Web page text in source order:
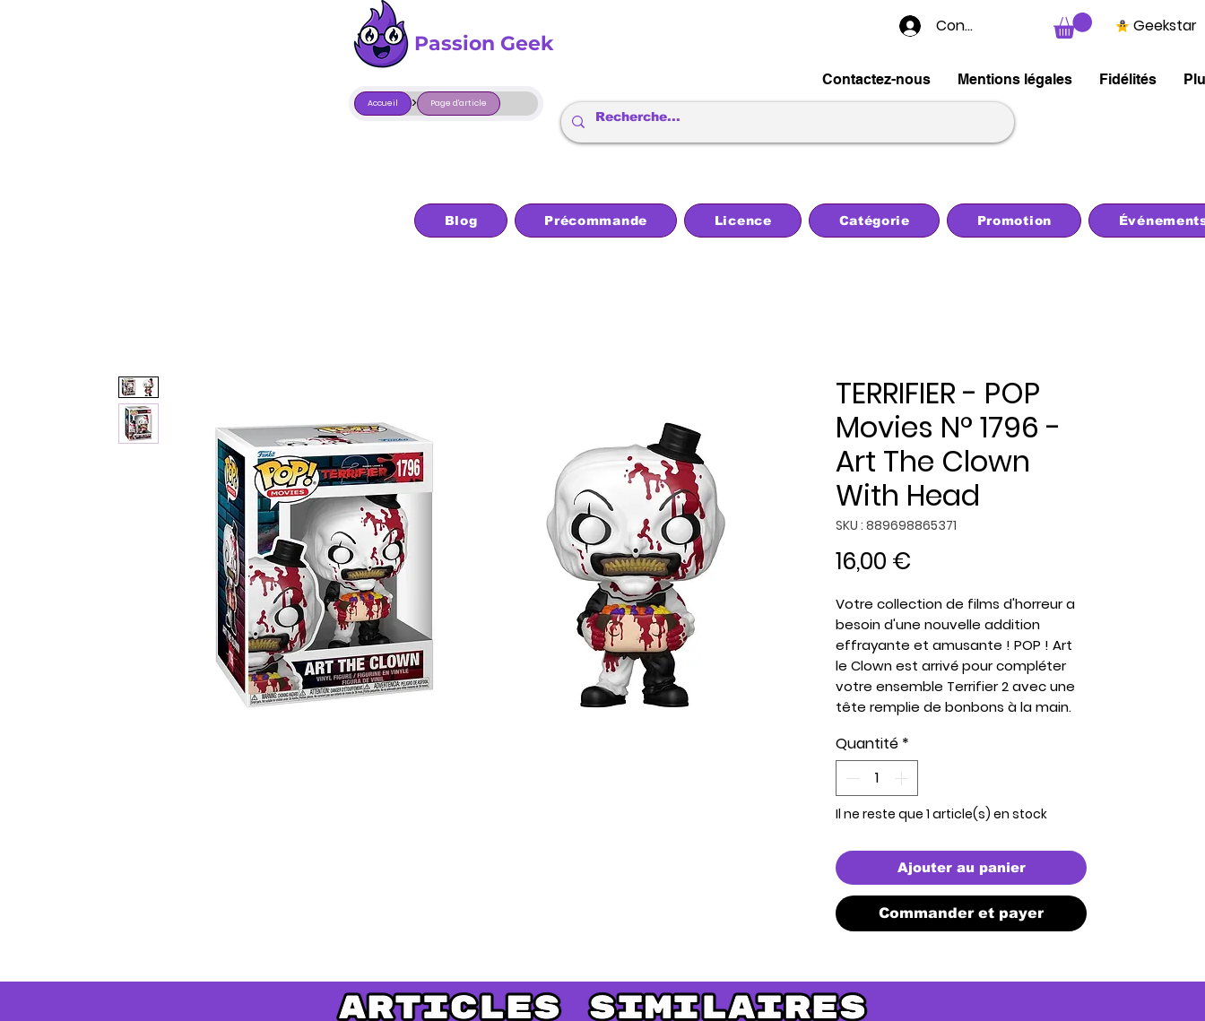
Passion Geek
Accueil > Page d'article
Connexion Geekstar
Contactez-nous Mentions légales Fidélités
Blog Précommande Licence Catégorie Promotion
TERRIFIER - POP
Movies N° 1796 -
Art The Clown
With Head
SKU : 889698865371
16,00 €
Votre collection de films d'horreur a
besoin d'une nouvelle addition
effrayante et amusante ! POP ! Art
le Clown est arrivé pour compléter
votre ensemble Terrifier 2 avec une
tête remplie de bonbons à la main.
10,7 cm de haut.
Quantité *
Il ne reste que 1 article(s) en stock
Ajouter au panier
Commander et payer